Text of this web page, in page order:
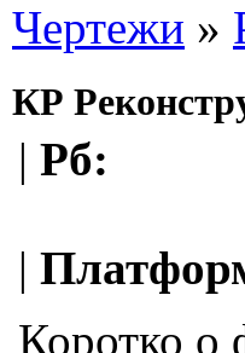
Чертежи »
КР
| Рб:
|
Коротко о